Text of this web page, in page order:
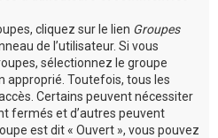
cliquez sur le lien Groupes
de l’utilisateur. Si vous
sélectionnez le groupe
approprié. Toutefois, tous les
Certains peuvent nécessiter
fermés et d’autres peuvent
est dit « Ouvert », vous pouvez